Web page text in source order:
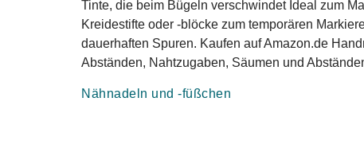
Tinte, die beim Bügeln verschwindet Ideal zum
Kreidestifte oder -blöcke zum temporären
dauerhaften Spuren. Kaufen auf Amazon.de
Abständen, Nahtzugaben, Säumen und
Nähnadeln und -füßchen